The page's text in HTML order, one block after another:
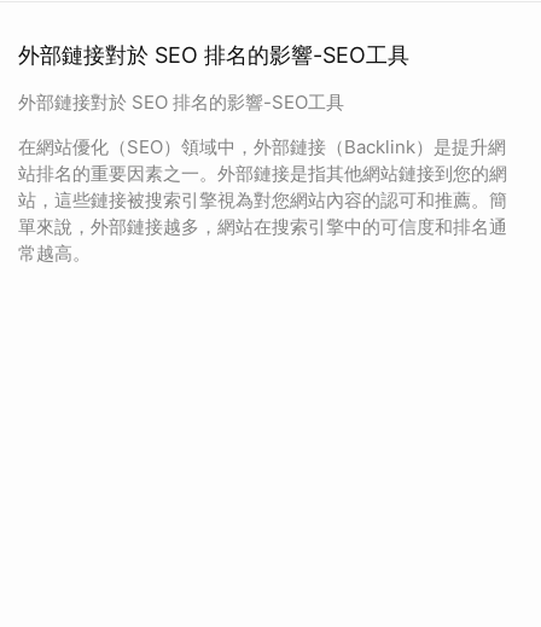
外部鏈接對於 SEO 排名的影響-SEO工具
外部鏈接對於 SEO 排名的影響-SEO工具
在網站優化（SEO）領域中，外部鏈接（Backlink）是提升網
站排名的重要因素之一。外部鏈接是指其他網站鏈接到您的網
站，這些鏈接被搜索引擎視為對您網站內容的認可和推薦。簡
單來說，外部鏈接越多，網站在搜索引擎中的可信度和排名通
常越高。